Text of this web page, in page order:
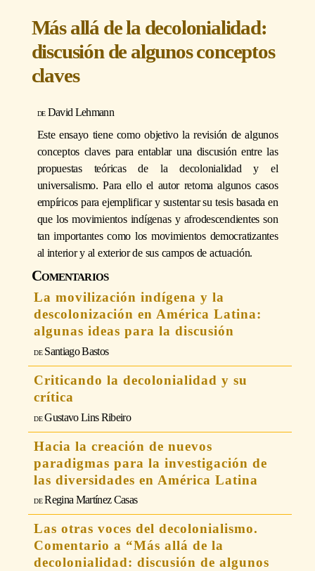
Más allá de la decolonialidad:
discusión de algunos conceptos
claves
David Lehmann
Este ensayo tiene como objetivo la revisión de algunos
conceptos claves para entablar una discusión entre las
propuestas teóricas de la decolonialidad y el
universalismo. Para ello el autor retoma algunos casos
empíricos para ejemplificar y sustentar su tesis basada en
que los movimientos indígenas y afrodescendientes son
tan importantes como los movimientos democratizantes
al interior y al exterior de sus campos de actuación.
Comentarios
La movilización indígena y la
descolonización en América Latina:
algunas ideas para la discusión
Santiago Bastos
Criticando la decolonialidad y su
crítica
Gustavo Lins Ribeiro
Hacia la creación de nuevos
paradigmas para la investigación de
las diversidades en América Latina
Regina Martínez Casas
Las otras voces del decolonialismo.
Comentario a “Más allá de la
decolonialidad: discusión de algunos